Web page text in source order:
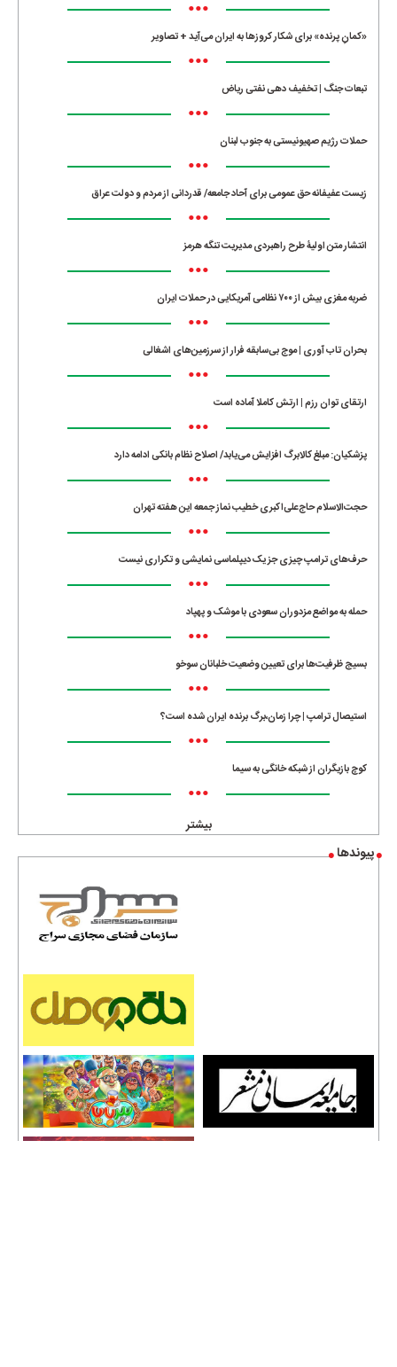
•••
«کمانِ پرنده» برای شکار کروزها به ایران می‌آید + تصاویر
•••
تبعات جنگ | تخفیف دهی نفتی ریاض
•••
حملات رژیم صهیونیستی به جنوب لبنان
•••
زیست عفیفانه حق عمومی برای آحاد جامعه/ قدردانی از مردم و دولت عراق
•••
انتشار متن اولیۀ طرح راهبردی مدیریت تنگه هرمز
•••
ضربه مغزی بیش از ۷۰۰ نظامی آمریکایی در حملات ایران
•••
بحران تاب آوری | موج بی‌سابقه فرار از سرزمین‌های اشغالی
•••
ارتقای توان رزم | ارتش کاملا آماده است
•••
پزشکیان: مبلغ کالابرگ افزایش می‌یابد/ اصلاح نظام بانکی ادامه دارد
•••
حجت‌الاسلام حاج‌علی‌اکبری خطیب نماز جمعه این هفته تهران
•••
حرف‌های ترامپ چیزی جز یک دیپلماسی نمایشی و تکراری نیست
•••
حمله به مواضع مزدوران سعودی با موشک و پهپاد
•••
بسیج ظرفیت‌ها برای تعیین وضعیت خلبانان سوخو
•••
استیصال ترامپ | چرا زمان،برگ برنده ایران شده است؟
•••
کوچ بازیگران از شبکه خانگی به سیما
•••
بیشتر
پیوندها